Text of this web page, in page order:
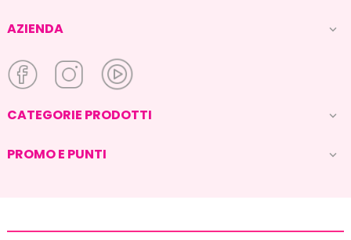
AZIENDA 
CATEGORIE PRODOTTI 
PROMO E PUNTI 